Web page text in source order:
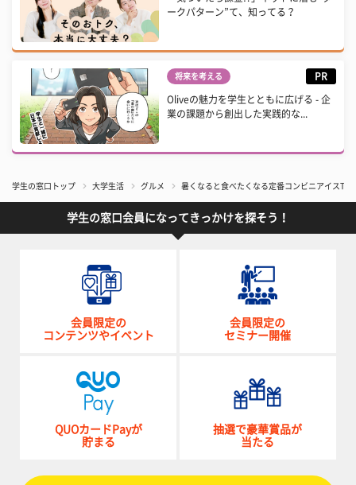
ークパターン”て、知ってる？
将来を考える PR
Oliveの魅力を学生とともに広げる - 企
業の課題から創出した実践的な...
学生の窓口トップ 大学生活 グルメ 暑くなると食べたくなる定番コンビニアイス
学生の窓口会員になってきっかけを探そう！
会員限定の
コンテンツやイベント
会員限定の
セミナー開催
QUOカードPayが
貯まる
抽選で豪華賞品が
当たる